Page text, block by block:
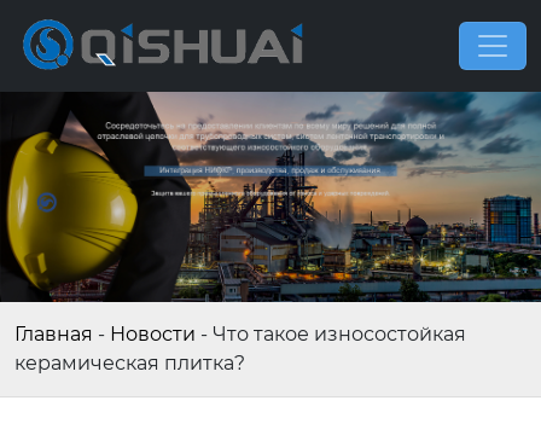
Главная - Новости - Что такое износостойкая
керамическая плитка?